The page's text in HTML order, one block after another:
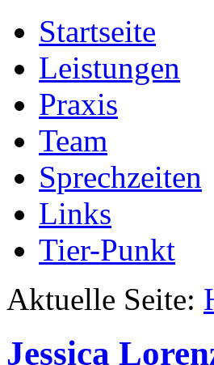
Startseite
Leistungen
Praxis
Team
Sprechzeiten
Links
Tier-Punkt
Aktuelle Seite:
Jessica